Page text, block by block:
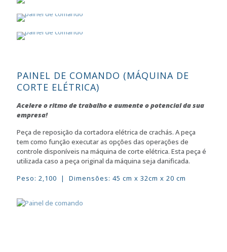
PAINEL DE COMANDO (MÁQUINA DE
CORTE ELÉTRICA)
Acelere o ritmo de trabalho e aumente o potencial da sua
empresa!
Peça de reposição da cortadora elétrica de crachás. A peça
tem como função executar as opções das operações de
controle disponíveis na máquina de corte elétrica. Esta peça é
utilizada caso a peça original da máquina seja danificada.
Peso: 2,100 | Dimensões: 45 cm x 32cm x 20 cm